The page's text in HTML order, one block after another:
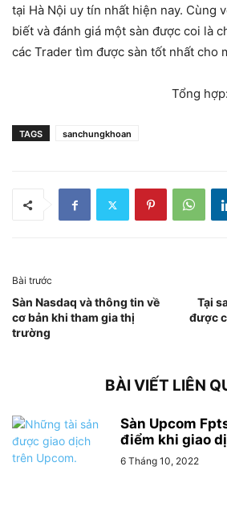
tại Hà Nội uy tín nhất hiện nay. Cùng
biết và đánh giá một sàn được coi là
các Trader tìm được sàn tốt nhất cho
Tổng hợp:
TAGS sanchungkhoan
Bài trước
Sàn Nasdaq và thông tin về
cơ bản khi tham gia thị
trường
Tại
được
BÀI VIẾT LIÊN
Sàn Upcom
điểm khi giao
6 Tháng 10, 2022